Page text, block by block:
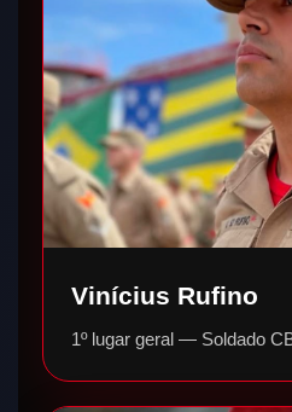
Vinícius Rufino
1º lugar geral — Soldado